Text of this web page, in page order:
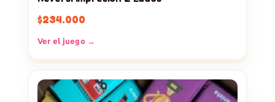
$234.000
Ver el juego →